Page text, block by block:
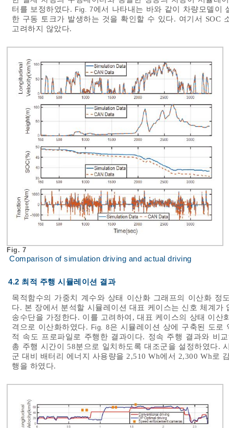
터를 보정하였다. Fig. 7에서 나타내는 바와 같이 차량모델이
한 구동 토크가 발생하는 것을 확인할 수 있다. 여기서 SOC
고려하지 않았다.
Fig. 7
Comparison of simulation driving and actual driving
4.2 최적 주행 시뮬레이션 결과
목적함수의 가중치 계수와 상태 이산화 그래프의 이산화 정
다. 본 장에서 분석할 시뮬레이션 대표 케이스는 신호 체계
송수단을 가정한다. 이를 고려하여, 대표 케이스의 상태 이
격으로 이산화하였다. Fig. 8은 시뮬레이션 상에 구축된 도로
적 속도 프로파일로 주행한 결과이다. 정속 주행 결과와 비
총 주행 시간이 58분으로 일치하도록 대조군을 설정하였다.
군 대비 배터리 에너지 사용량을 2,510 Wh에서 2,300 Wh로
행을 하였다.